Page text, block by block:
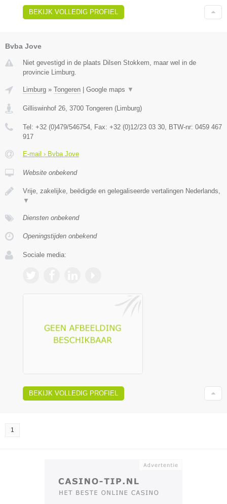
BEKIJK VOLLEDIG PROFIEL
Bvba Jove
Niet gevestigd in de plaats Dilsen Stokkem, maar wel in de
provincie Limburg.
Limburg » Tongeren Google maps ▼
Gilliswinhof 26 3700 Tongeren ( Limburg)
Tel: +32 (0)479/546754 , Fax: +32 (0)12/23 03 30 , BTW-nr: 0459 467
917
E-mail › Bvba Jove
Website onbekend
Vrije, zakelijke, beëdigde en gelegaliseerde vertalingen Nederlands,
▼
Diensten onbekend
Openingstijden onbekend
Sociale media:
BEKIJK VOLLEDIG PROFIEL
1